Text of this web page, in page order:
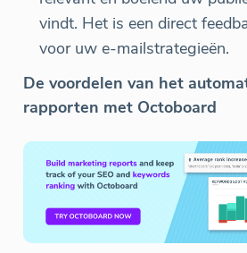
vindt. Het is een direct
voor uw e-mailstrategieën.
De voordelen van het
rapporten met Octoboard